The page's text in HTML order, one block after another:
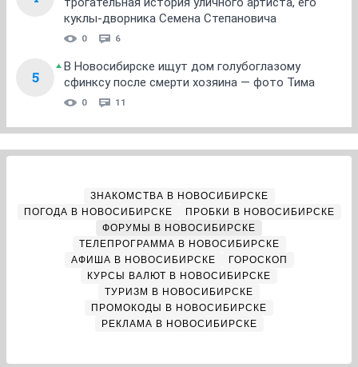
куклы-дворника Семена Степановича
0 6
5
В Новосибирске ищут дом голубоглазому
сфинксу после смерти хозяина — фото Тима
0 11
ЗНАКОМСТВА В НОВОСИБИРСКЕ
ПОГОДА В НОВОСИБИРСКЕ
ПРОБКИ В НОВОСИБИРСКЕ
ФОРУМЫ В НОВОСИБИРСКЕ
ТЕЛЕПРОГРАММА В НОВОСИБИРСКЕ
АФИША В НОВОСИБИРСКЕ
ГОРОСКОП
КУРСЫ ВАЛЮТ В НОВОСИБИРСКЕ
ТУРИЗМ В НОВОСИБИРСКЕ
ПРОМОКОДЫ В НОВОСИБИРСКЕ
РЕКЛАМА В НОВОСИБИРСКЕ